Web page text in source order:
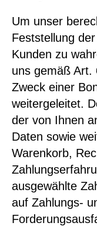
Um unser
Feststellung
Kunden zu
uns gemäß Art.
Zweck einer
weitergeleitet.
der von Ihnen
Daten sowie
Warenkorb,
ausgewählte
auf Zahlungs-